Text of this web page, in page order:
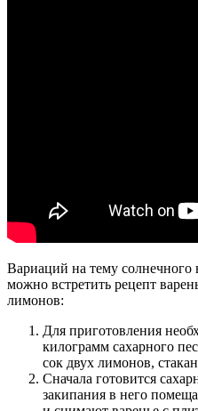
Вариаций на тему солнечного
можно встретить рецепт
лимонов:
Для приготовления
килограмм сахарного
сок двух лимонов,
Сначала готовится
закипания в него